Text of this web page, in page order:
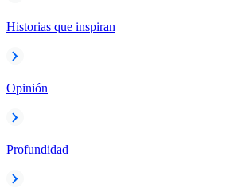
Historias que inspiran
Opinión
Profundidad